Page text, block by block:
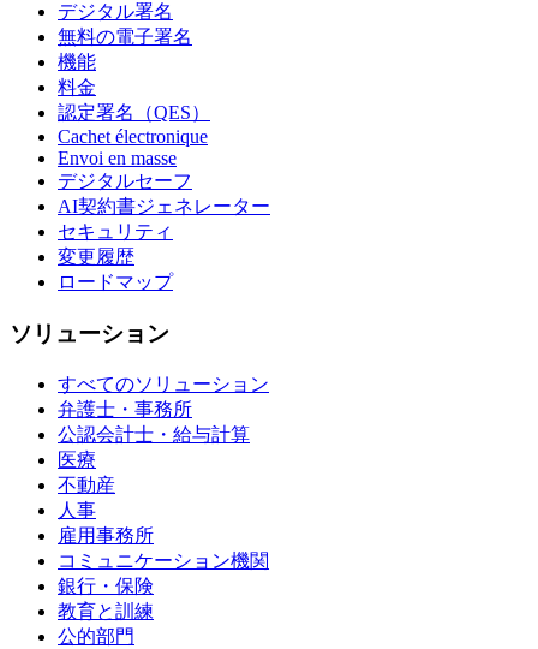
デジタル署名
無料の電子署名
機能
料金
認定署名（QES）
Cachet électronique
Envoi en masse
デジタルセーフ
AI契約書ジェネレーター
セキュリティ
変更履歴
ロードマップ
ソリューション
すべてのソリューション
弁護士・事務所
公認会計士・給与計算
医療
不動産
人事
雇用事務所
コミュニケーション機関
銀行・保険
教育と訓練
公的部門